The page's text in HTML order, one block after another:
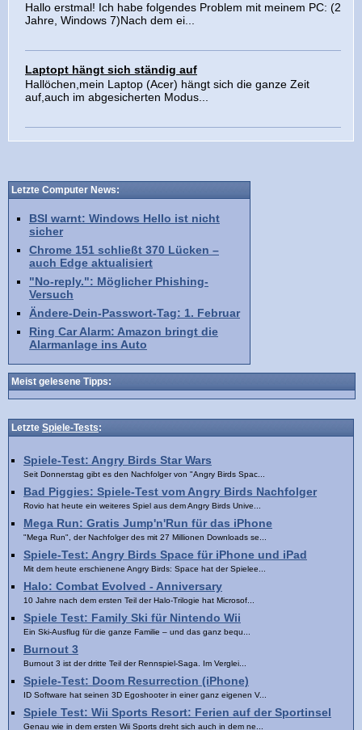
Hallo erstmal! Ich habe folgendes Problem mit meinem PC: (2
Jahre, Windows 7)Nach dem ei...
Laptopt hängt sich ständig auf
Hallöchen,mein Laptop (Acer) hängt sich die ganze Zeit
auf,auch im abgesicherten Modus...
Letzte Computer News:
BSI warnt: Windows Hello ist nicht
sicher
Chrome 151 schließt 370 Lücken –
auch Edge aktualisiert
"No-reply.": Möglicher Phishing-
Versuch
Ändere-Dein-Passwort-Tag: 1. Februar
Ring Car Alarm: Amazon bringt die
Alarmanlage ins Auto
Meist gelesene Tipps:
Letzte Spiele-Tests:
Spiele-Test: Angry Birds Star Wars
Seit Donnerstag gibt es den Nachfolger von "Angry Birds Spac...
Bad Piggies: Spiele-Test vom Angry Birds Nachfolger
Rovio hat heute ein weiteres Spiel aus dem Angry Birds Unive...
Mega Run: Gratis Jump'n'Run für das iPhone
"Mega Run", der Nachfolger des mit 27 Millionen Downloads se...
Spiele-Test: Angry Birds Space für iPhone und iPad
Mit dem heute erschienene Angry Birds: Space hat der Spielee...
Halo: Combat Evolved - Anniversary
10 Jahre nach dem ersten Teil der Halo-Trilogie hat Microsof...
Spiele Test: Family Ski für Nintendo Wii
Ein Ski-Ausflug für die ganze Familie – und das ganz bequ...
Burnout 3
Burnout 3 ist der dritte Teil der Rennspiel-Saga. Im Verglei...
Spiele-Test: Doom Resurrection (iPhone)
ID Software hat seinen 3D Egoshooter in einer ganz eigenen V...
Spiele Test: Wii Sports Resort: Ferien auf der Sportinsel
Genau wie in dem ersten Wii Sports dreht sich auch in dem ne...